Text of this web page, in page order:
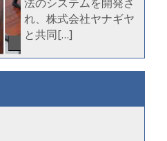
れ、株式会社ヤナギヤ
と共同[…]